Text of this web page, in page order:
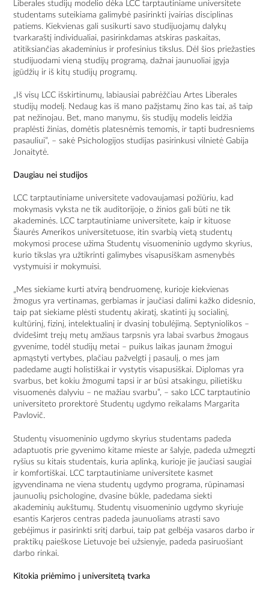
Liberales studijų modelio dėka LCC tarptautiniame universitete
studentams suteikiama galimybė pasirinkti įvairias disciplinas
patiems. Kiekvienas gali susikurti savo studijuojamų dalykų
tvarkaraštį individualiai, pasirinkdamas atskiras paskaitas,
atitiksiančias akademinius ir profesinius tikslus. Dėl šios priežasties
studijuodami vieną studijų programą, dažnai jaunuoliai įgyja
įgūdžių ir iš kitų studijų programų.
„Iš visų LCC išskirtinumų, labiausiai pabrėžčiau Artes Liberales
studijų modelį. Nedaug kas iš mano pažįstamų žino kas tai, aš taip
pat nežinojau. Bet, mano manymu, šis studijų modelis leidžia
praplėsti žinias, domėtis platesnėmis temomis, ir tapti budresniems
pasauliui”, – sakė Psichologijos studijas pasirinkusi vilnietė Gabija
Jonaitytė.
Daugiau nei studijos
LCC tarptautiniame universitete vadovaujamasi požiūriu, kad
mokymasis vyksta ne tik auditorijoje, o žinios gali būti ne tik
akademinės. LCC tarptautiniame universitete, kaip ir kituose
Šiaurės Amerikos universitetuose, itin svarbią vietą studentų
mokymosi procese užima Studentų visuomeninio ugdymo skyrius,
kurio tikslas yra užtikrinti galimybes visapusiškam asmenybės
vystymuisi ir mokymuisi.
„Mes siekiame kurti atvirą bendruomenę, kurioje kiekvienas
žmogus yra vertinamas, gerbiamas ir jaučiasi dalimi kažko didesnio,
taip pat siekiame plėsti studentų akiratį, skatinti jų socialinį,
kultūrinį, fizinį, intelektualinį ir dvasinį tobulėjimą. Septyniolikos –
dvidešimt trejų metų amžiaus tarpsnis yra labai svarbus žmogaus
gyvenime, todėl studijų metai – puikus laikas jaunam žmogui
apmąstyti vertybes, plačiau pažvelgti į pasaulį, o mes jam
padedame augti holistiškai ir vystytis visapusiškai. Diplomas yra
svarbus, bet kokiu žmogumi tapsi ir ar būsi atsakingu, pilietišku
visuomenės dalyviu – ne mažiau svarbu”, – sako LCC tarptautinio
universiteto prorektorė Studentų ugdymo reikalams Margarita
Pavlovič.
Studentų visuomeninio ugdymo skyrius studentams padeda
adaptuotis prie gyvenimo kitame mieste ar šalyje, padeda užmegzti
ryšius su kitais studentais, kuria aplinką, kurioje jie jaučiasi saugiai
ir komfortiškai. LCC tarptautiniame universitete kasmet
įgyvendinama ne viena studentų ugdymo programa, rūpinamasi
jaunuolių psichologine, dvasine būkle, padedama siekti
akademinių aukštumų. Studentų visuomeninio ugdymo skyriuje
esantis Karjeros centras padeda jaunuoliams atrasti savo
gebėjimus ir pasirinkti sritį darbui, taip pat gelbėja vasaros darbo ir
praktikų paieškose Lietuvoje bei užsienyje, padeda pasiruošiant
darbo rinkai.
Kitokia priėmimo į universitetą tvarka